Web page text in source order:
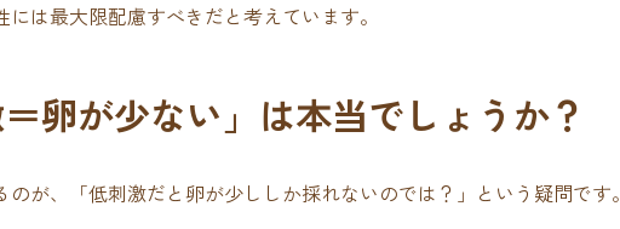
は最大限配慮すべきだと考えています。
＝卵が少ない」は本当でしょうか？
のが、「低刺激だと卵が少ししか採れないのでは？」という疑問です。